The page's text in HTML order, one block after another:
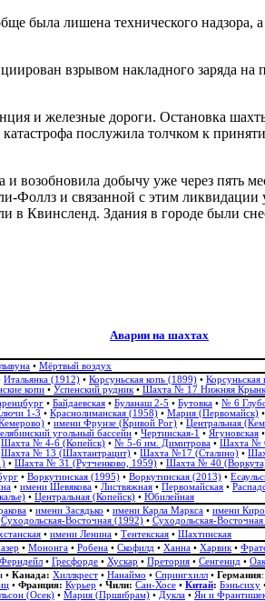
была лишена технического
взрывом накладного заряда на
и железные дороги. Остановка
послужила толчком к
возобновила добычу уже через пять
Фоллз и связанной с этим
в Квинсленд. Здания в городе были
Аварии на шахтах
• Мёртвый воздух
Итальянка (1912) • Корсуньская копь (1899) • Корсуньская
копи • Успенский рудник • Шахта № 17 Нижняя
• Байдаевская • Буланаш 2-5 • Бутовка • № 6
1-3 • Краснолиманская (1958) • Мария (Первомайск) •
• имени Фрунзе (Кривой Рог) • Центральная
угольный бассейн • Чертинская-1 • Ягуновская •
Шахта № 4-6 (Копейск) • № 5-6 им. Димитрова • Шахта №
Шахта № 13 (Шахтантрацит) • Шахта №17 (Сталино) •
• Шахта № 31 (Рутченково, 1959) • Шахта № 40
• Воркутинская (1995) • Воркутинская (2013) •
• имени Шевякова • Листвяжная • Первомайская •
• Центральная (Копейск) • Юбилейная
• имени Засядько • имени Карла Маркса • имени
Суходольская-Восточная (1992) • Суходольская-
• имени Ленина • Тентекская • Шахтинская
• Мононга • Робена • Скофилд • Ханна • Харвик •
Ферндейл • Гресфорде • Хускар • Претория • Сенгенид •
• Канада: Хиллкрест • Нанаймо • Спрингхилл • Германия:
• Франция: Курьер • Чили: Сан-Хосе • Китай: Бэньсиху
(Осек) • Мария (Пршибрам) • Дукла • Ян и